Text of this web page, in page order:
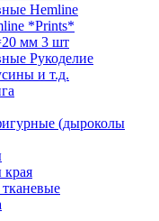
Hemline
*Prints*
мм 3 шт
Рукоделие
и т.д.
(дыроколы